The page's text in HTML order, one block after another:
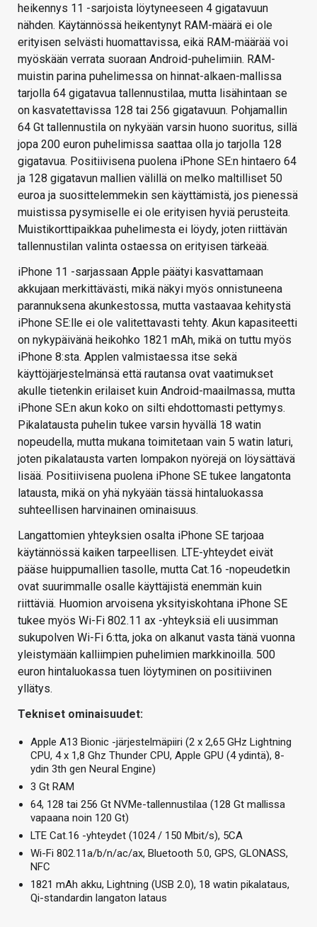
heikennys 11 -sarjoista löytyneeseen 4 gigatavuun
nähden. Käytännössä heikentynyt RAM-määrä ei ole
erityisen selvästi huomattavissa, eikä RAM-määrää voi
myöskään verrata suoraan Android-puhelimiin. RAM-
muistin parina puhelimessa on hinnat-alkaen-mallissa
tarjolla 64 gigatavua tallennustilaa, mutta lisähintaan se
on kasvatettavissa 128 tai 256 gigatavuun. Pohjamallin
64 Gt tallennustila on nykyään varsin huono suoritus, sillä
jopa 200 euron puhelimissa saattaa olla jo tarjolla 128
gigatavua. Positiivisena puolena iPhone SE:n hintaero 64
ja 128 gigatavun mallien välillä on melko maltilliset 50
euroa ja suosittelemmekin sen käyttämistä, jos pienessä
muistissa pysymiselle ei ole erityisen hyviä perusteita.
Muistikorttipaikkaa puhelimesta ei löydy, joten riittävän
tallennustilan valinta ostaessa on erityisen tärkeää.
iPhone 11 -sarjassaan Apple päätyi kasvattamaan
akkujaan merkittävästi, mikä näkyi myös onnistuneena
parannuksena akunkestossa, mutta vastaavaa kehitystä
iPhone SE:lle ei ole valitettavasti tehty. Akun kapasiteetti
on nykypäivänä heikohko 1821 mAh, mikä on tuttu myös
iPhone 8:sta. Applen valmistaessa itse sekä
käyttöjärjestelmänsä että rautansa ovat vaatimukset
akulle tietenkin erilaiset kuin Android-maailmassa, mutta
iPhone SE:n akun koko on silti ehdottomasti pettymys.
Pikalatausta puhelin tukee varsin hyvällä 18 watin
nopeudella, mutta mukana toimitetaan vain 5 watin laturi,
joten pikalatausta varten lompakon nyörejä on löysättävä
lisää. Positiivisena puolena iPhone SE tukee langatonta
latausta, mikä on yhä nykyään tässä hintaluokassa
suhteellisen harvinainen ominaisuus.
Langattomien yhteyksien osalta iPhone SE tarjoaa
käytännössä kaiken tarpeellisen. LTE-yhteydet eivät
pääse huippumallien tasolle, mutta Cat.16 -nopeudetkin
ovat suurimmalle osalle käyttäjistä enemmän kuin
riittäviä. Huomion arvoisena yksityiskohtana iPhone SE
tukee myös Wi-Fi 802.11 ax -yhteyksiä eli uusimman
sukupolven Wi-Fi 6:tta, joka on alkanut vasta tänä vuonna
yleistymään kalliimpien puhelimien markkinoilla. 500
euron hintaluokassa tuen löytyminen on positiivinen
yllätys.
Tekniset ominaisuudet:
Apple A13 Bionic -järjestelmäpiiri (2 x 2,65 GHz Lightning
CPU, 4 x 1,8 Ghz Thunder CPU, Apple GPU (4 ydintä), 8-
ydin 3th gen Neural Engine)
3 Gt RAM
64, 128 tai 256 Gt NVMe-tallennustilaa (128 Gt mallissa
vapaana noin 120 Gt)
LTE Cat.16 -yhteydet (1024 / 150 Mbit/s), 5CA
Wi-Fi 802.11a/b/n/ac/ax, Bluetooth 5.0, GPS, GLONASS,
NFC
1821 mAh akku, Lightning (USB 2.0), 18 watin pikalataus,
Qi-standardin langaton lataus